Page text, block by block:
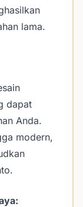
lama.
dapat
Anda.
modern,